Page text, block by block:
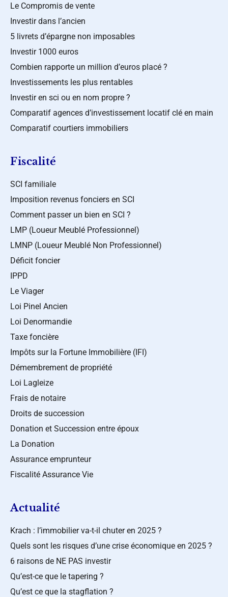
Le Compromis de vente
Investir dans l’ancien
5 livrets d’épargne non imposables
Investir 1000 euros
Combien rapporte un million d’euros placé ?
Investissements les plus rentables
Investir en sci ou en nom propre ?
Comparatif agences d’investissement locatif clé en main
Comparatif courtiers immobiliers
Fiscalité
SCI familiale
Imposition revenus fonciers en SCI
Comment passer un bien en SCI ?
LMP (Loueur Meublé Professionnel)
LMNP (Loueur Meublé Non Professionnel)
Déficit foncier
IPPD
Le Viager
Loi Pinel Ancien
Loi Denormandie
Taxe foncière
Impôts sur la Fortune Immobilière (IFI)
Démembrement de propriété
Loi Lagleize
Frais de notaire
Droits de succession
Donation et Succession entre époux
La Donation
Assurance emprunteur
Fiscalité Assurance Vie
Actualité
Krach : l’immobilier va-t-il chuter en 2025 ?
Quels sont les risques d’une crise économique en 2025 ?
6 raisons de NE PAS investir
Qu’est-ce que le tapering ?
Qu’est ce que la stagflation ?